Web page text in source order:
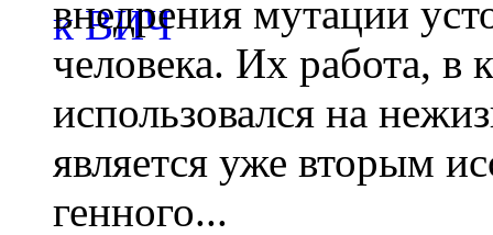
внедрения мутации
человека. Их работа, в
использовался на
является уже вторым
генного...